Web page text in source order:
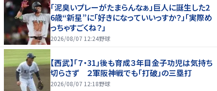
「泥臭いプレーがたまらんなぁ」巨人に誕生した2
6歳“新星”に「好きになっていいっすか？」「実際め
っちゃすごくね？」
2026/08/07 12:24野球
【西武】「７・31」後も育成３年目金子功児は気持ち
切らさず ２軍阪神戦でも「打破」の三塁打
2026/08/07 12:18野球